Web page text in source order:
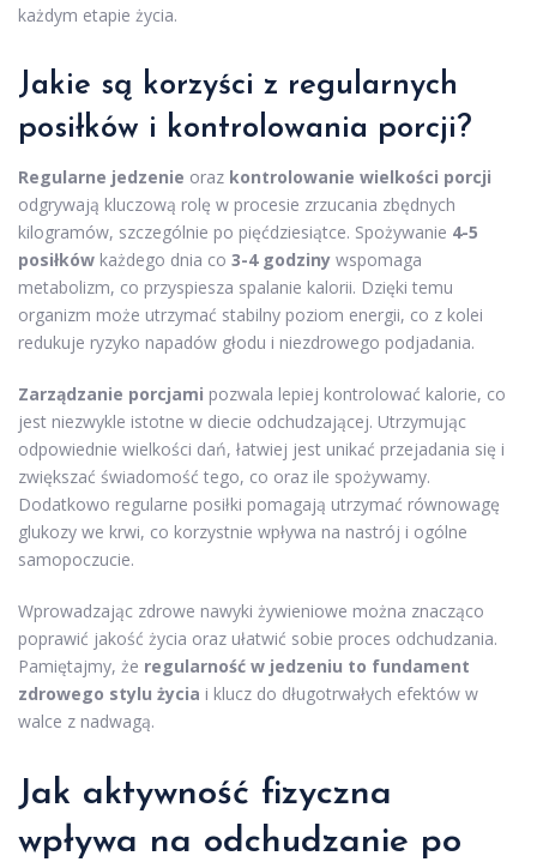
każdym etapie życia.
Jakie są korzyści z regularnych
posiłków i kontrolowania porcji?
Regularne jedzenie oraz kontrolowanie wielkości porcji
odgrywają kluczową rolę w procesie zrzucania zbędnych
kilogramów, szczególnie po pięćdziesiątce. Spożywanie 4-5
posiłków każdego dnia co 3-4 godziny wspomaga
metabolizm, co przyspiesza spalanie kalorii. Dzięki temu
organizm może utrzymać stabilny poziom energii, co z kolei
redukuje ryzyko napadów głodu i niezdrowego podjadania.
Zarządzanie porcjami pozwala lepiej kontrolować kalorie, co
jest niezwykle istotne w diecie odchudzającej. Utrzymując
odpowiednie wielkości dań, łatwiej jest unikać przejadania się i
zwiększać świadomość tego, co oraz ile spożywamy.
Dodatkowo regularne posiłki pomagają utrzymać równowagę
glukozy we krwi, co korzystnie wpływa na nastrój i ogólne
samopoczucie.
Wprowadzając zdrowe nawyki żywieniowe można znacząco
poprawić jakość życia oraz ułatwić sobie proces odchudzania.
Pamiętajmy, że regularność w jedzeniu to fundament
zdrowego stylu życia i klucz do długotrwałych efektów w
walce z nadwagą.
Jak aktywność fizyczna
wpływa na odchudzanie po